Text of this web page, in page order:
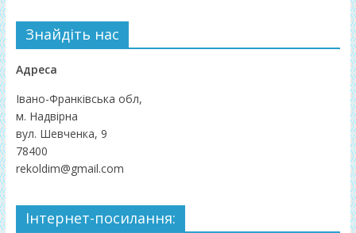
Знайдіть нас
Адреса
Івано-Франківська обл,
м. Надвірна
вул. Шевченка, 9
78400
rekoldim@gmail.com
Інтернет-посилання: